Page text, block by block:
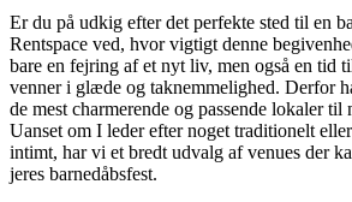
Er du på udkig efter det perfekte sted til en
Rentspace ved, hvor vigtigt denne
bare en fejring af et nyt liv, men også en tid
venner i glæde og taknemmelighed. Derfor
de mest charmerende og passende lokaler til
Uanset om I leder efter noget traditionelt
intimt, har vi et bredt udvalg af venues der
jeres barnedåbsfest.